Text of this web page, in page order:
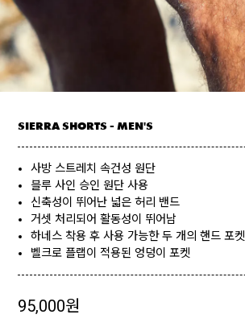
SIERRA SHORTS - MEN'S
사방 스트레치 속건성 원단
블루 사인 승인 원단 사용
신축성이 뛰어난 넓은 허리 밴드
거셋 처리되어 활동성이 뛰어남
하네스 착용 후 사용 가능한 두 개의 핸드 포켓
벨크로 플랩이 적용된 엉덩이 포켓
95,000원